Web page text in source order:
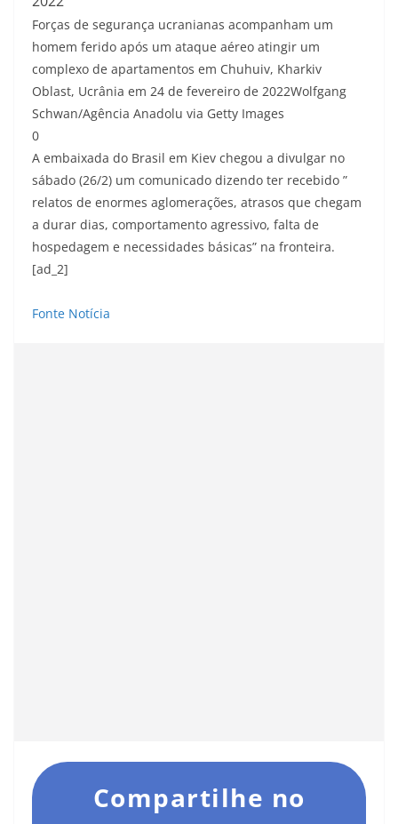
Forças de segurança ucranianas acompanham um
homem ferido após um ataque aéreo atingir um
complexo de apartamentos em Chuhuiv, Kharkiv
Oblast, Ucrânia em 24 de fevereiro de 2022Wolfgang
Schwan/Agência Anadolu via Getty Images
0
A embaixada do Brasil em Kiev chegou a divulgar no
sábado (26/2) um comunicado dizendo ter recebido ”
relatos de enormes aglomerações, atrasos que chegam
a durar dias, comportamento agressivo, falta de
hospedagem e necessidades básicas” na fronteira.
[ad_2]
Fonte Notícia
Compartilhe no